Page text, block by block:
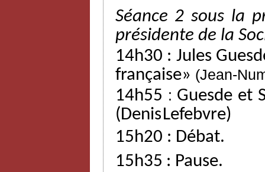
Séance 2 sous la
présidente de la
14h30 : Jules
française» (Jean-
14h55 : Guesde et
(DenisLefebvre)
15h20 : Débat.
15h35 : Pause.